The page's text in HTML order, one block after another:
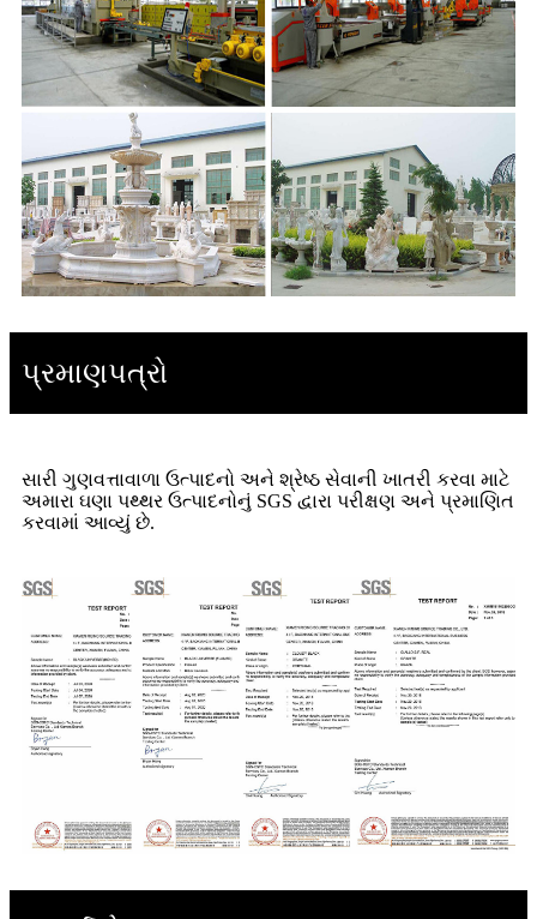
પ્રમાણપત્રો
સારી ગુણવત્તાવાળા ઉત્પાદનો અને શ્રેષ્ઠ સેવાની ખાતરી કરવા માટે
અમારા ઘણા પથ્થર ઉત્પાદનોનું SGS દ્વારા પરીક્ષણ અને પ્રમાણિત
કરવામાં આવ્યું છે.